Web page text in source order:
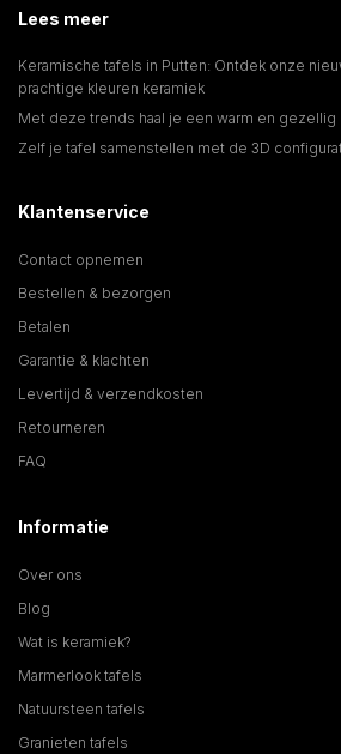
Lees meer
Keramische tafels in Putten: Ontdek onze
prachtige kleuren keramiek
Met deze trends haal je een warm en gezellig
Zelf je tafel samenstellen met de 3D
Klantenservice
Contact opnemen
Bestellen & bezorgen
Betalen
Garantie & klachten
Levertijd & verzendkosten
Retourneren
FAQ
Informatie
Over ons
Blog
Wat is keramiek?
Marmerlook tafels
Natuursteen tafels
Granieten tafels